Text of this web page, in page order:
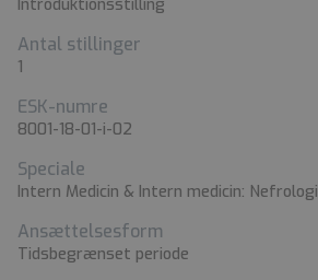
Introduktionsstilling
Antal stillinger
1
ESK-numre
8001-18-01-i-02
Speciale
Intern Medicin & Intern medicin: Nefrologi
Ansættelsesform
Tidsbegrænset periode